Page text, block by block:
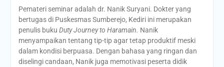
Pemateri seminar adalah dr. Nanik Suryani. Dokter yang
bertugas di Puskesmas Sumberejo, Kediri ini merupakan
penulis buku Duty Journey to Haramain. Nanik
menyampaikan tentang tip-tip agar tetap produktif meski
dalam kondisi berpuasa. Dengan bahasa yang ringan dan
diselingi candaan, Nanik juga memotivasi peserta didik